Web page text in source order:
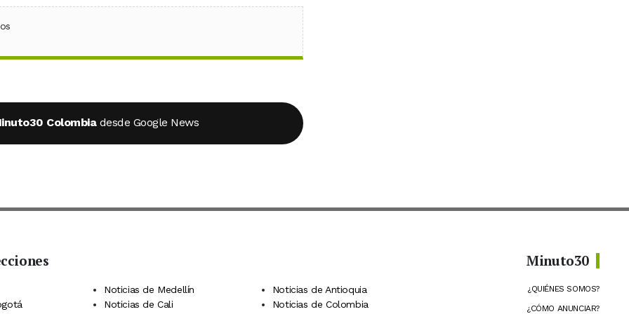
WhatsApp
Colombia desde Google News
Noticias de Medellín
Noticias de Antioquia
Noticias de Cali
Noticias de Colombia
Minuto30
¿QUIÉNES SOMOS?
¿CÓMO ANUNCIAR?